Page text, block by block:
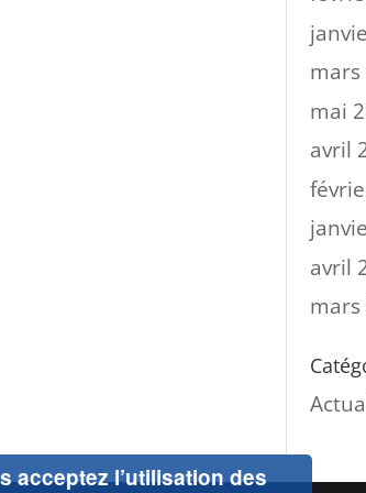
mars
mai
avril
avril
mars
acceptez l’utilisation des